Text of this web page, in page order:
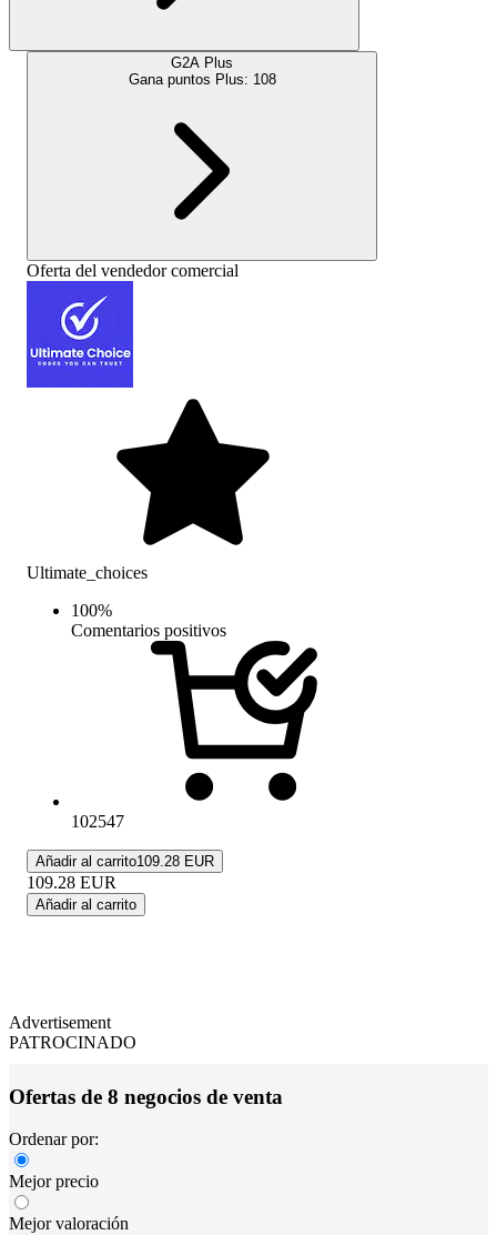
G2A Plus
Gana puntos Plus: 108
Oferta del vendedor comercial
Ultimate_choices
100%
Comentarios positivos
102547
Añadir al carrito109.28 EUR
109.28 EUR
Añadir al carrito
Advertisement
PATROCINADO
Ofertas de 8 negocios de venta
Ordenar por:
Mejor precio
Mejor valoración